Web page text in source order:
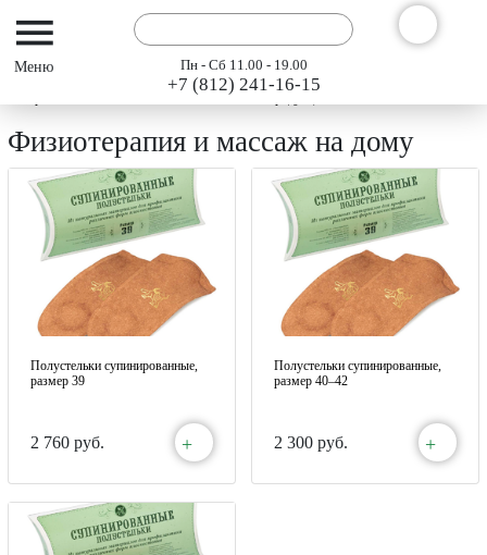
Пн - Сб 11.00 - 19.00
+7 (812) 241-16-15
Каталог продукции "АРГО" 2024
Физиотерапия и массаж на дому
Полустельки супинированные,
размер 39
2 760 руб. +
Полустельки супинированные,
размер 40–42
2 300 руб. +